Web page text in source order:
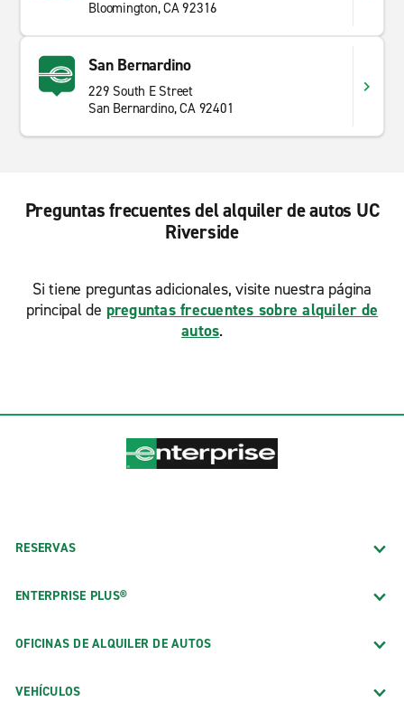
Bloomington, CA 92316
San Bernardino
229 South E Street
San Bernardino, CA 92401
Preguntas frecuentes del alquiler de autos UC
Riverside
Si tiene preguntas adicionales, visite nuestra página
principal de preguntas frecuentes sobre alquiler de
autos.
RESERVAS
ENTERPRISE PLUS®
OFICINAS DE ALQUILER DE AUTOS
VEHÍCULOS